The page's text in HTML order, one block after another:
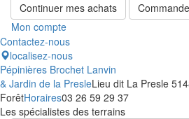
Continuer mes achats
Mon compte
Contactez-nous
localisez-nous
Pépinières Brochet Lanvin
& Jardin de la PresleLieu dit La Presle
ForêtHoraires03 26 59 29 37
Les spécialistes des terrains